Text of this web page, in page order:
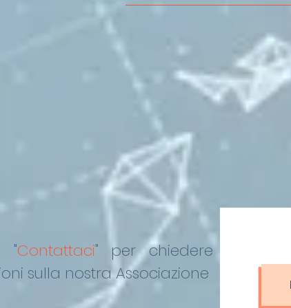
FORMAZIONE SCUOLA
DEL “DE PINEDO-
COLONNA”
"Contattaci"
per chiedere
sulla nostra Associazione